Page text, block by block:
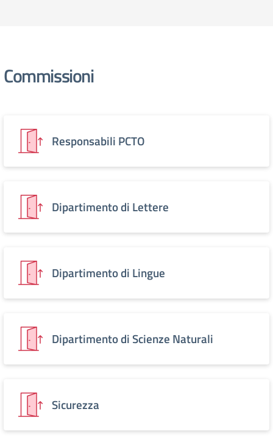
Commissioni
Responsabili PCTO
Dipartimento di Lettere
Dipartimento di Lingue
Dipartimento di Scienze Naturali
Sicurezza